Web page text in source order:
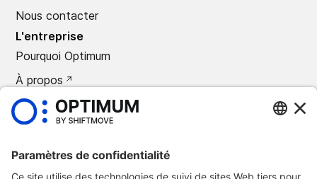
Nous contacter
L'entreprise
Pourquoi Optimum
À propos
CARRIÈRES
Presse